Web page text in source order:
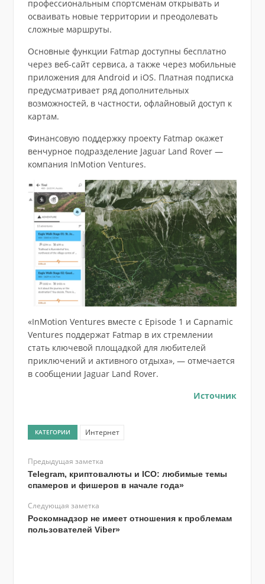
профессиональным спортсменам открывать и
осваивать новые территории и преодолевать
сложные маршруты.
Основные функции Fatmap доступны бесплатно
через веб-сайт сервиса, а также через мобильные
приложения для Android и iOS. Платная подписка
предусматривает ряд дополнительных
возможностей, в частности, офлайновый доступ к
картам.
Финансовую поддержку проекту Fatmap окажет
венчурное подразделение Jaguar Land Rover —
компания InMotion Ventures.
«InMotion Ventures вместе с Episode 1 и Capnamic
Ventures поддержат Fatmap в их стремлении
стать ключевой площадкой для любителей
приключений и активного отдыха», — отмечается
в сообщении Jaguar Land Rover.
Источник
КАТЕГОРИИ Интернет
Предыдущая заметка
Telegram, криптовалюты и ICO: любимые темы
спамеров и фишеров в начале года»
Следующая заметка
Роскомнадзор не имеет отношения к проблемам
пользователей Viber»